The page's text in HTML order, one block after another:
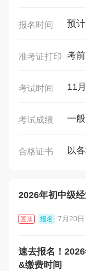
报名时间 预
准考证打印 考
考试时间 11
考试成绩 一
合格证书 以
2026年初中级
置顶 报名 7月20日
速去报名！
&缴费时间